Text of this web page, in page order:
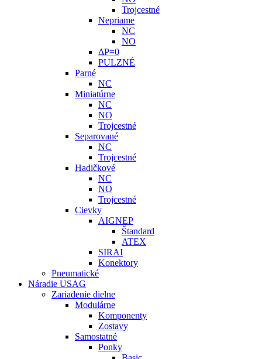
Trojcestné
Nepriame
NC
NO
ΔP=0
PULZNÉ
Parné
NC
Miniatúrne
NC
NO
Trojcestné
Separované
NC
Trojcestné
Hadičkové
NC
NO
Trojcestné
Cievky
AIGNEP
Štandard
ATEX
SIRAI
Konektory
Pneumatické
Náradie USAG
Zariadenie dielne
Modulárne
Komponenty
Zostavy
Samostatné
Ponky